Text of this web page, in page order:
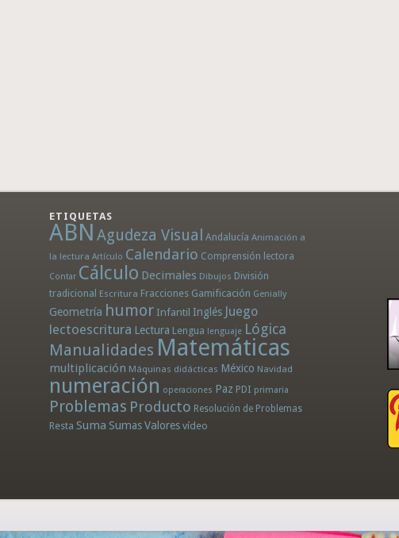
ETIQUETAS
ABN Agudeza Visual Andalucía Animación a
la lectura Artículo Calendario Comprensión lectora
Contar Cálculo Decimales Dibujos División
tradicional Escritura Fracciones Gamificación Genially
Geometría humor Infantil Inglés Juego
lectoescritura Lectura Lengua lenguaje Lógica
Manualidades Matemáticas
multiplicación Máquinas didácticas México Navidad
numeración operaciones Paz PDI primaria
Problemas Producto Resolución de Problemas
Resta Suma SumasValores vídeo